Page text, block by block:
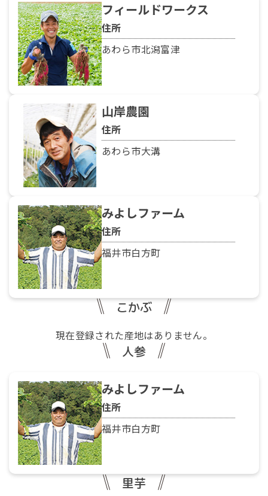
フィールドワークス
住所
あわら市北潟富津
山岸農園
住所
あわら市大溝
みよしファーム
住所
福井市白方町
こかぶ
現在登録された産地はありません。
人参
みよしファーム
住所
福井市白方町
里芋